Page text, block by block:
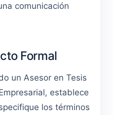
comunicación
Formal
un Asesor en Tesis
establece
los términos